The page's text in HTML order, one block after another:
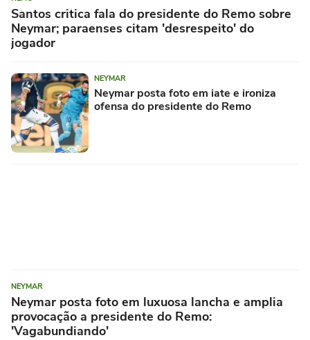
Santos critica fala do presidente do Remo sobre
Neymar; paraenses citam 'desrespeito' do
jogador
NEYMAR
Neymar posta foto em iate e ironiza
ofensa do presidente do Remo
NEYMAR
Neymar posta foto em luxuosa lancha e amplia
provocação a presidente do Remo:
'Vagabundiando'